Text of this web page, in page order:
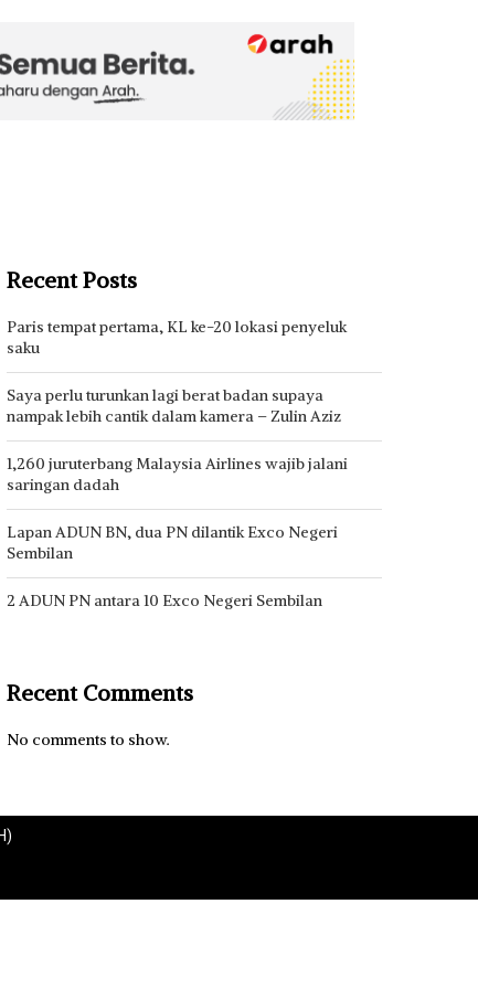
Recent Posts
Paris tempat pertama, KL ke-20 lokasi penyeluk
saku
Saya perlu turunkan lagi berat badan supaya
nampak lebih cantik dalam kamera – Zulin Aziz
1,260 juruterbang Malaysia Airlines wajib jalani
saringan dadah
Lapan ADUN BN, dua PN dilantik Exco Negeri
Sembilan
2 ADUN PN antara 10 Exco Negeri Sembilan
Recent Comments
No comments to show.